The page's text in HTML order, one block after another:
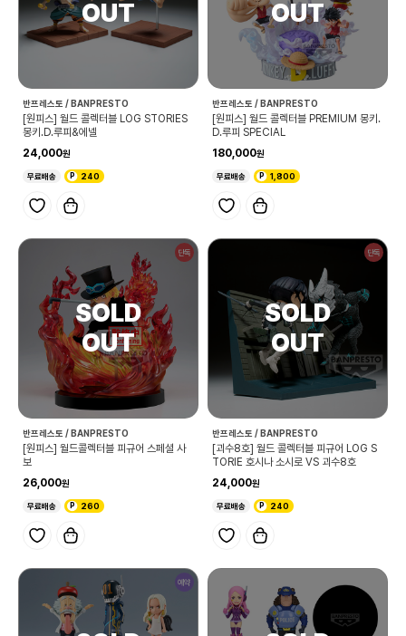
반프레스토 / BANPRESTO
[원피스] 월드 콜렉터블 LOG STORIES
몽키.D.루피&에넬
24,000
무료배송 240
반프레스토 / BANPRESTO
[원피스] 월드 콜렉터블 PREMIUM 몽키.
D.루피 SPECIAL
180,000
무료배송 1,800
단독
반프레스토 / BANPRESTO
[원피스] 월드콜렉터블 피규어 스페셜 사
보
26,000
무료배송 260
단독
반프레스토 / BANPRESTO
[괴수8호] 월드 콜렉터블 피규어 LOG S
TORIE 호시나 소시로 VS 괴수8호
24,000
무료배송 240
예약